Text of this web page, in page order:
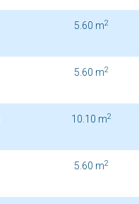
5.60 m2
5.60 m2
10.10 m2
5.60 m2